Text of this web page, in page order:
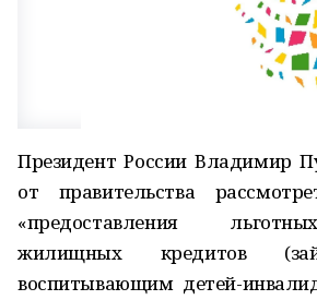
Президент России Владимир
от правительства
«предоставления
жилищных кредитов
воспитывающим детей-